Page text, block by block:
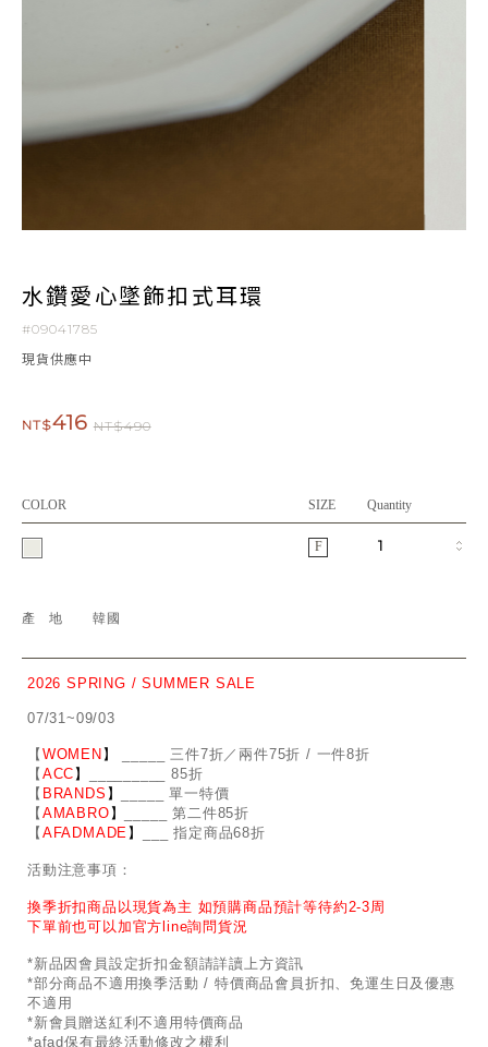
水鑽愛心墜飾扣式耳環
#09041785
現貨供應中
NT$416 NT$490
COLOR SIZE Quantity
F
產地韓國
2026 SPRING / SUMMER SALE
07/31~09/03
【 WOMEN 】
___ 三件7折／兩件75折 / 一件8折
【 ACC 】
____ 85折
【 BRANDS 】
_ 單一特價
【 AMABRO 】
_ 第二件85折
【 AFADMADE 】 ___ 指定商品68折
活動注意事項：
換季折扣商品以現貨為主 如預購商品預計等待約2-3周
下單前也可以加官方line詢問貨況
*新品因會員設定折扣金額請詳讀上方資訊
*部分商品不適用換季活動 / 特價商品會員折扣、免運生日及優惠
不適用
*新會員贈送紅利不適用特價商品
*afad保有最終活動修改之權利